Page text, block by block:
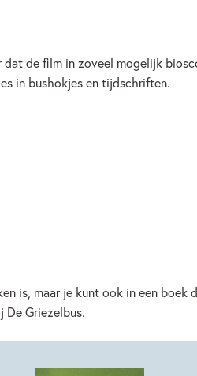
de film in zoveel mogelijk
in bushokjes en tijdschriften.
is, maar je kunt ook in een boek
De Griezelbus.